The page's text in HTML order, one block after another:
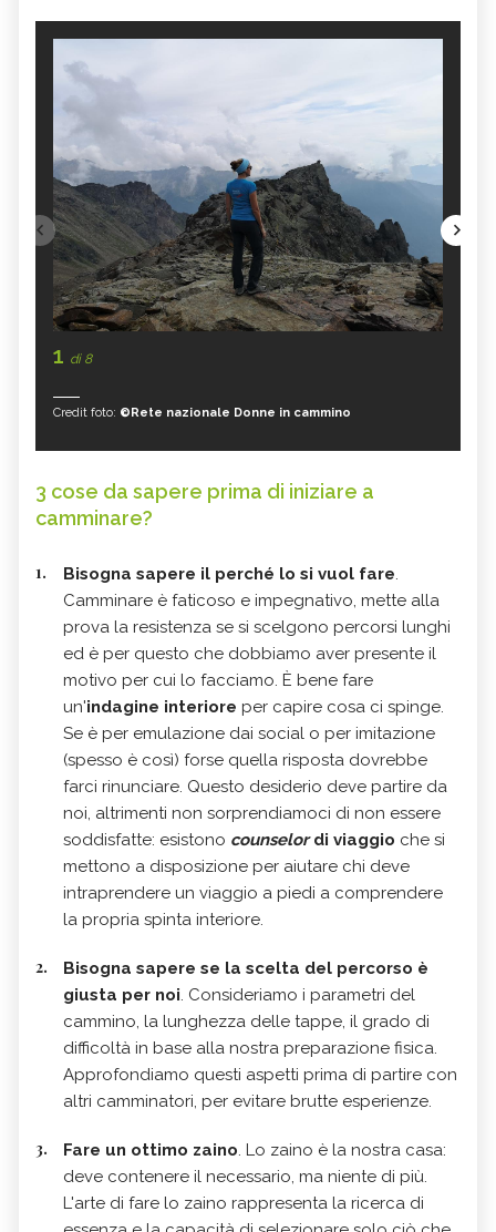
1 di 8
Credit foto: ©Rete nazionale Donne in cammino
3 cose da sapere prima di iniziare a
camminare?
Bisogna sapere il perché lo si vuol fare.
Camminare è faticoso e impegnativo, mette alla
prova la resistenza se si scelgono percorsi lunghi
ed è per questo che dobbiamo aver presente il
motivo per cui lo facciamo. È bene fare
un'indagine interiore per capire cosa ci spinge.
Se è per emulazione dai social o per imitazione
(spesso è così) forse quella risposta dovrebbe
farci rinunciare. Questo desiderio deve partire da
noi, altrimenti non sorprendiamoci di non essere
soddisfatte: esistono counselordi viaggio che si
mettono a disposizione per aiutare chi deve
intraprendere un viaggio a piedi a comprendere
la propria spinta interiore.
Bisogna sapere se la scelta del percorso è
giusta per noi. Consideriamo i parametri del
cammino, la lunghezza delle tappe, il grado di
difficoltà in base alla nostra preparazione fisica.
Approfondiamo questi aspetti prima di partire con
altri camminatori, per evitare brutte esperienze.
Fare un ottimo zaino. Lo zaino è la nostra casa:
deve contenere il necessario, ma niente di più.
L'arte di fare lo zaino rappresenta la ricerca di